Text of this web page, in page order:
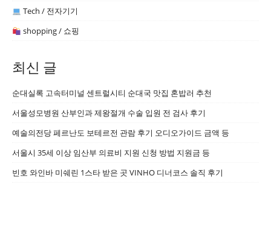
Tech / 전자기기
shopping / 쇼핑
최신 글
순대실록 고속터미널 센트럴시티 순대국 맛집 혼밥러 추천
서울성모병원 산부인과 제왕절개 수술 입원 전 검사 후기
예술의전당 페르난도 보테르전 관람 후기 오디오가이드 금액 등
서울시 35세 이상 임산부 의료비 지원 신청 방법 지원금 등
빈호 와인바 미쉐린 1스타 받은 곳 VINHO 디너코스 솔직 후기